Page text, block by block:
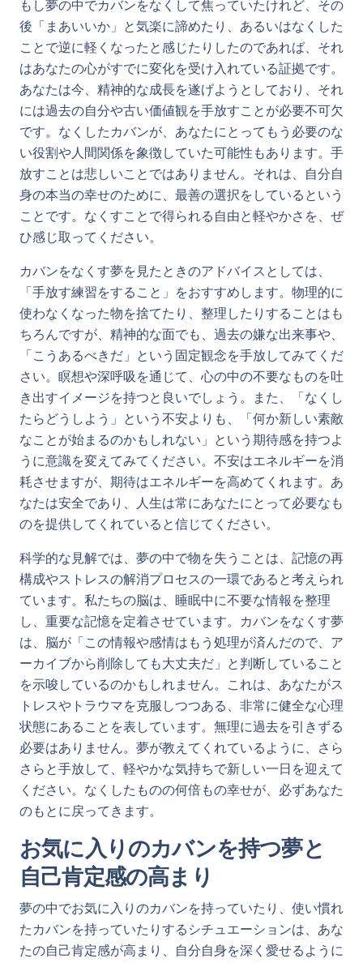
もし夢の中でカバンをなくして焦っていたけれど、その
後「まあいいか」と気楽に諦めたり、あるいはなくした
ことで逆に軽くなったと感じたりしたのであれば、それ
はあなたの心がすでに変化を受け入れている証拠です。
あなたは今、精神的な成長を遂げようとしており、それ
には過去の自分や古い価値観を手放すことが必要不可欠
です。なくしたカバンが、あなたにとってもう必要のな
い役割や人間関係を象徴していた可能性もあります。手
放すことは悲しいことではありません。それは、自分自
身の本当の幸せのために、最善の選択をしているという
ことです。なくすことで得られる自由と軽やかさを、ぜ
ひ感じ取ってください。
カバンをなくす夢を見たときのアドバイスとしては、
「手放す練習をすること」をおすすめします。物理的に
使わなくなった物を捨てたり、整理したりすることはも
ちろんですが、精神的な面でも、過去の嫌な出来事や、
「こうあるべきだ」という固定観念を手放してみてくだ
さい。瞑想や深呼吸を通じて、心の中の不要なものを吐
き出すイメージを持つと良いでしょう。また、「なくし
たらどうしよう」という不安よりも、「何か新しい素敵
なことが始まるのかもしれない」という期待感を持つよ
うに意識を変えてみてください。不安はエネルギーを消
耗させますが、期待はエネルギーを高めてくれます。あ
なたは安全であり、人生は常にあなたにとって必要なも
のを提供してくれていると信じてください。
科学的な見解では、夢の中で物を失うことは、記憶の再
構成やストレスの解消プロセスの一環であると考えられ
ています。私たちの脳は、睡眠中に不要な情報を整理
し、重要な記憶を定着させています。カバンをなくす夢
は、脳が「この情報や感情はもう処理が済んだので、ア
ーカイブから削除しても大丈夫だ」と判断していること
を示唆しているのかもしれません。これは、あなたがス
トレスやトラウマを克服しつつある、非常に健全な心理
状態にあることを表しています。無理に過去を引きずる
必要はありません。夢が教えてくれているように、さら
さらと手放して、軽やかな気持ちで新しい一日を迎えて
ください。なくしたものの何倍もの幸せが、必ずあなた
のもとに戻ってきます。
お気に入りのカバンを持つ夢と
自己肯定感の高まり
夢の中でお気に入りのカバンを持っていたり、使い慣れ
たカバンを持っていたりするシチュエーションは、あな
たの自己肯定感が高まり、自分自身を深く愛せるように